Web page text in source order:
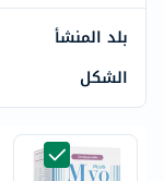
بلد المنشأ
الشكل